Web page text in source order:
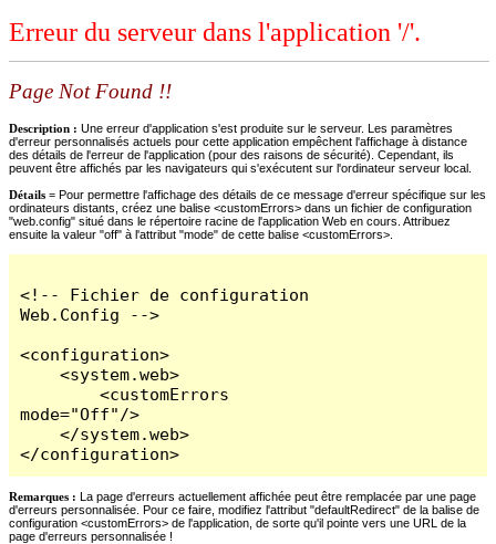
Erreur du serveur dans l'application '/'.
Page Not Found !!
Description : Une erreur d'application s'est produite sur le serveur. Les paramètres
d'erreur personnalisés actuels pour cette application empêchent l'affichage à distance
des détails de l'erreur de l'application (pour des raisons de sécurité). Cependant, ils
peuvent être affichés par les navigateurs qui s'exécutent sur l'ordinateur serveur local.
Détails = Pour permettre l'affichage des détails de ce message d'erreur spécifique sur les
ordinateurs distants, créez une balise <customErrors> dans un fichier de configuration
"web.config" situé dans le répertoire racine de l'application Web en cours. Attribuez
ensuite la valeur "off" à l'attribut "mode" de cette balise <customErrors>.
<!-- Fichier de configuration
Web.Config -->
<configuration>
    <system.web>
        <customErrors
mode="Off"/>
    </system.web>
</configuration>
Remarques : La page d'erreurs actuellement affichée peut être remplacée par une page
d'erreurs personnalisée. Pour ce faire, modifiez l'attribut "defaultRedirect" de la balise de
configuration <customErrors> de l'application, de sorte qu'il pointe vers une URL de la
page d'erreurs personnalisée !